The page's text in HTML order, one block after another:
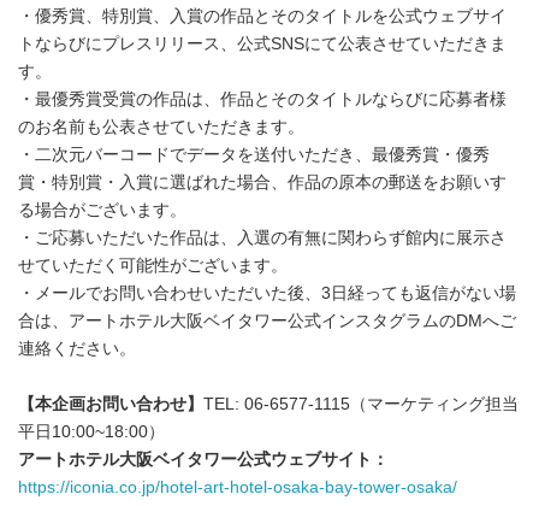
・優秀賞、特別賞、入賞の作品とそのタイトルを公式ウェブサイ
トならびにプレスリリース、公式SNSにて公表させていただきま
す。
・最優秀賞受賞の作品は、作品とそのタイトルならびに応募者様
のお名前も公表させていただきます。
・二次元バーコードでデータを送付いただき、最優秀賞・優秀
賞・特別賞・入賞に選ばれた場合、作品の原本の郵送をお願いす
る場合がございます。
・ご応募いただいた作品は、入選の有無に関わらず館内に展示さ
せていただく可能性がございます。
・メールでお問い合わせいただいた後、3日経っても返信がない場
合は、アートホテル大阪ベイタワー公式インスタグラムのDMへご
連絡ください。
【本企画お問い合わせ】 TEL: 06-6577-1115（マーケティング担当
平日10:00~18:00）
アートホテル大阪ベイタワー公式ウェブサイト：
https://iconia.co.jp/hotel-art-hotel-osaka-bay-tower-osaka/